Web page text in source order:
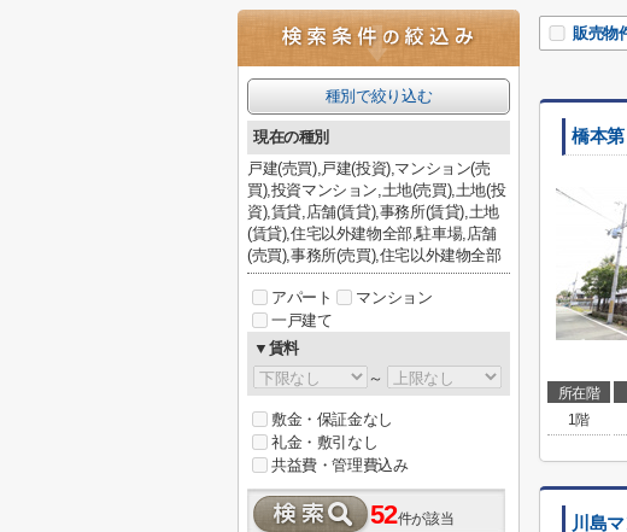
販売物
橋本
所在階
1階
川島
種別で絞り込む
現在の種別
戸建(売買),戸建(投資),マンション(売
買),投資マンション,土地(売買),土地(投
資),賃貸,店舗(賃貸),事務所(賃貸),土地
(賃貸),住宅以外建物全部,駐車場,店舗
(売買),事務所(売買),住宅以外建物全部
アパート
マンション
一戸建て
▼賃料
～
敷金・保証金なし
礼金・敷引なし
共益費・管理費込み
52件が該当